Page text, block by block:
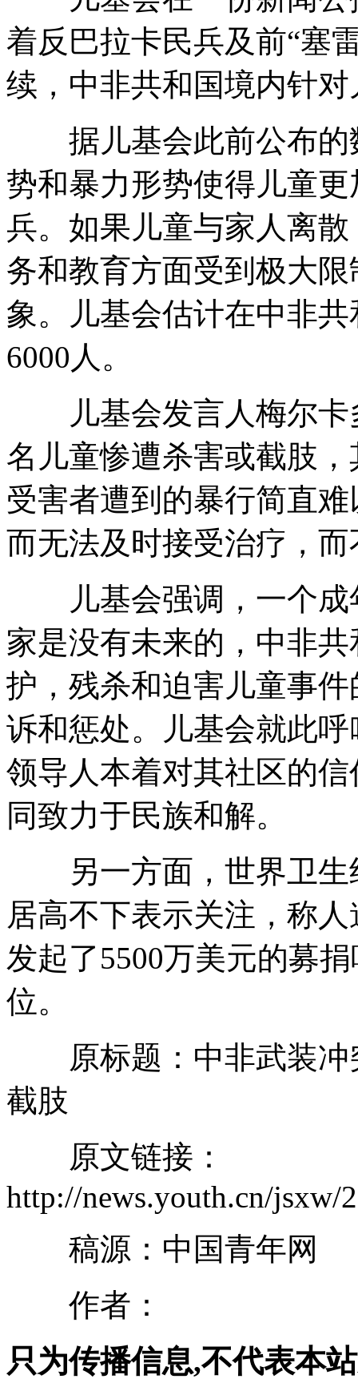
着反巴拉卡民兵及前“塞
续，中非共和国境内针
据儿基会此前公布的
势和暴力形势使得儿童
兵。如果儿童与家人离
务和教育方面受到极大
象。儿基会估计在中非
6000人。
儿基会发言人梅尔卡
名儿童惨遭杀害或截肢
受害者遭到的暴行简直
而无法及时接受治疗，
儿基会强调，一个成
家是没有未来的，中非
护，残杀和迫害儿童事
诉和惩处。儿基会就此
领导人本着对其社区的
同致力于民族和解。
另一方面，世界卫生
居高不下表示关注，称
发起了5500万美元的募
位。
原标题：中非武装冲
截肢
原文链接：
http://news.youth.cn/jsxw/
稿源：中国青年网
作者：
只为传播信息,不代表本